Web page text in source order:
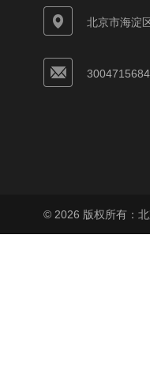
北京市海淀
© 2026 版权所有：